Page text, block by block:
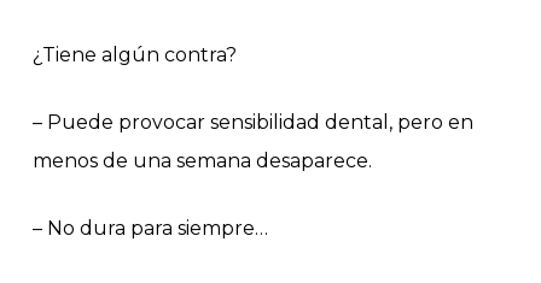
¿Tiene algún contra?
– Puede provocar sensibilidad dental, pero en
menos de una semana desaparece.
– No dura para siempre…